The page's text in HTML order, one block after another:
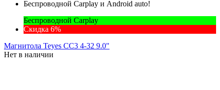
Беспроводной Carplay и Android auto!
Беспроводной Carplay
Скидка 6%
Магнитола Teyes CC3 4-32 9.0"
Нет в наличии